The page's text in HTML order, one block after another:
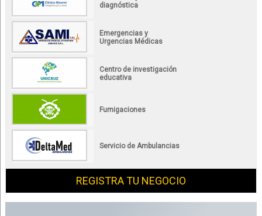
diagnóstica
Emergencias y
Urgencias Médicas
Centro de investigación
educativa
Fumigaciones
Servicio de Ambulancias
REGISTRA TU NEGOCIO